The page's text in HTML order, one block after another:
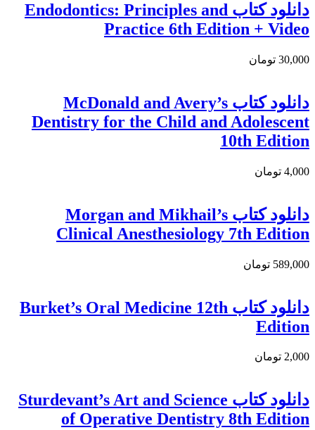
دانلود کتاب Endodontics: Principles and
Practice 6th Edition + Video
30,000 تومان
دانلود کتاب McDonald and Avery’s
Dentistry for the Child and Adolescent
10th Edition
4,000 تومان
دانلود کتاب Morgan and Mikhail’s
Clinical Anesthesiology 7th Edition
589,000 تومان
دانلود کتاب Burket’s Oral Medicine 12th
Edition
2,000 تومان
دانلود کتاب Sturdevant’s Art and Science
of Operative Dentistry 8th Edition